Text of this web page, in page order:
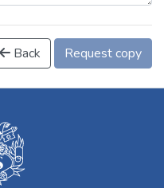
Back Request copy